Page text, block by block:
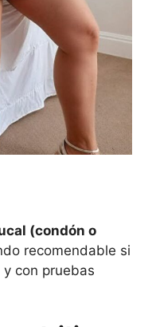
(condón o
recomendable si
con pruebas